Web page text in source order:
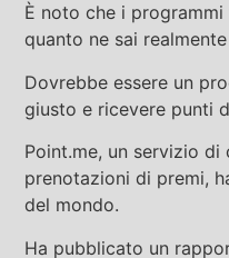
È noto che i
quanto ne sai
Dovrebbe essere un
giusto e ricevere punti
Point.me, un servizio
prenotazioni di premi,
del mondo.
Ha pubblicato un